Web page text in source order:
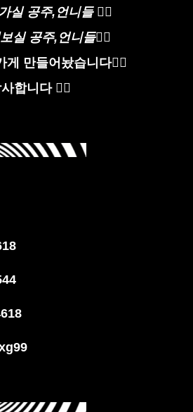
실 공주,언니들 🙆‍♀️
실 공주,언니들🙆‍♀️
만들어놨습니다🙇‍♂️
합니다 🙇‍♂️